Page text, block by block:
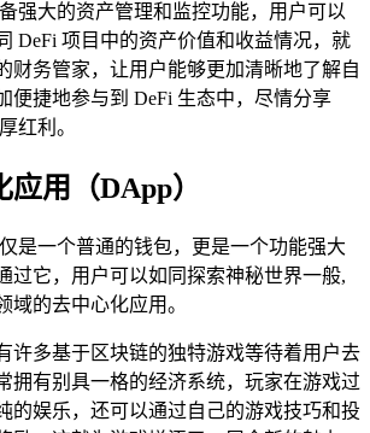
强大的资产管理和监控功能，用户可以
DeFi 项目中的资产价值和收益情况，就
财务管家，让用户能够更加清晰地了解自
便捷地参与到 DeFi 生态中，尽情分享
红利。
用（DApp）
是一个普通的钱包，更是一个功能强大
过它，用户可以如同探索神秘世界一般,
域的去中心化应用。
许多基于区块链的独特游戏等待着用户去
拥有别具一格的经济系统，玩家在游戏过
的娱乐，还可以通过自己的游戏技巧和投